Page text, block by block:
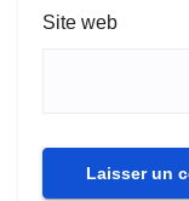
Site web